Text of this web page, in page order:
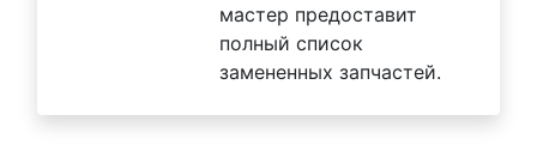
мастер предоставит
полный список
замененных запчастей.